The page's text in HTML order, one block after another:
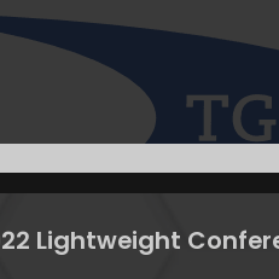
Lightweight